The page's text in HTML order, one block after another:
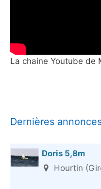
La chaine Youtube de
Dernières
Doris 5,8m
Hourtin